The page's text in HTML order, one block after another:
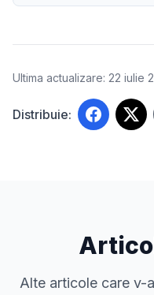
Ultima actualizare: 22 iulie
Distribuie:
Alte articole care v-